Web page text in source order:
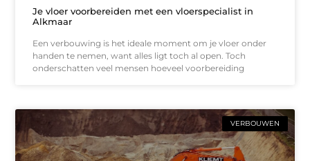
Je vloer voorbereiden met een vloerspecialist in
Alkmaar
Een verbouwing is het ideale moment om je vloer onder
handen te nemen, want alles ligt toch al open. Toch
onderschatten veel mensen hoeveel voorbereiding
VERBOUWEN